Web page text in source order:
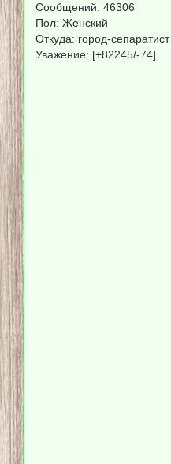
Сообщений: 46306
Пол: Женский
Откуда: город-сепаратист
Уважение: [+82245/-74]